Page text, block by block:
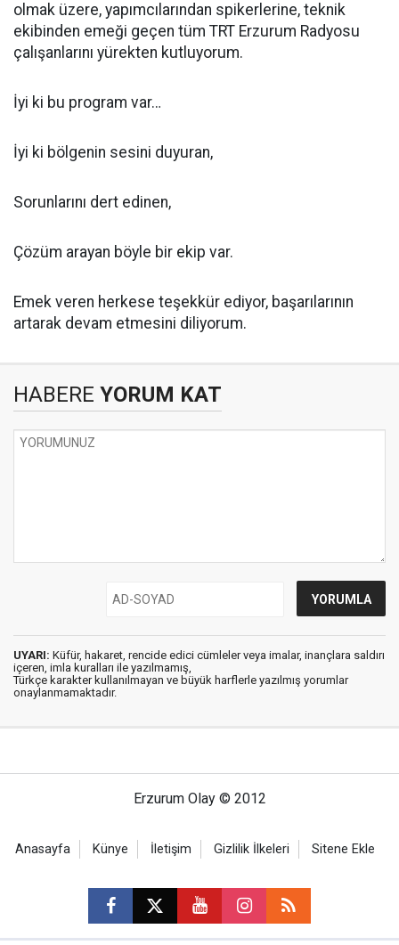
olmak üzere, yapımcılarından spikerlerine, teknik
ekibinden emeği geçen tüm TRT Erzurum Radyosu
çalışanlarını yürekten kutluyorum.
İyi ki bu program var…
İyi ki bölgenin sesini duyuran,
Sorunlarını dert edinen,
Çözüm arayan böyle bir ekip var.
Emek veren herkese teşekkür ediyor, başarılarının
artarak devam etmesini diliyorum.
HABERE YORUM KAT
UYARI: Küfür, hakaret, rencide edici cümleler veya imalar, inançlara saldırı
içeren, imla kuralları ile yazılmamış,
Türkçe karakter kullanılmayan ve büyük harflerle yazılmış yorumlar
onaylanmamaktadır.
Erzurum Olay © 2012
Anasayfa Künye İletişim Gizlilik İlkeleri Sitene Ekle